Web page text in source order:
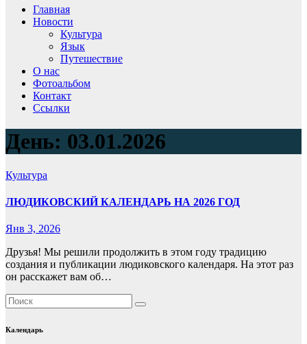
Главная
Новости
Культура
Язык
Путешествие
О нас
Фотоальбом
Контакт
Ссылки
День: 03.01.2026
Культура
ЛЮДИКОВСКИЙ КАЛЕНДАРЬ НА 2026 ГОД
Янв 3, 2026
Друзья! Мы решили продолжить в этом году традицию
создания и публикации людиковского календаря. На этот раз
он расскажет вам об…
Календарь